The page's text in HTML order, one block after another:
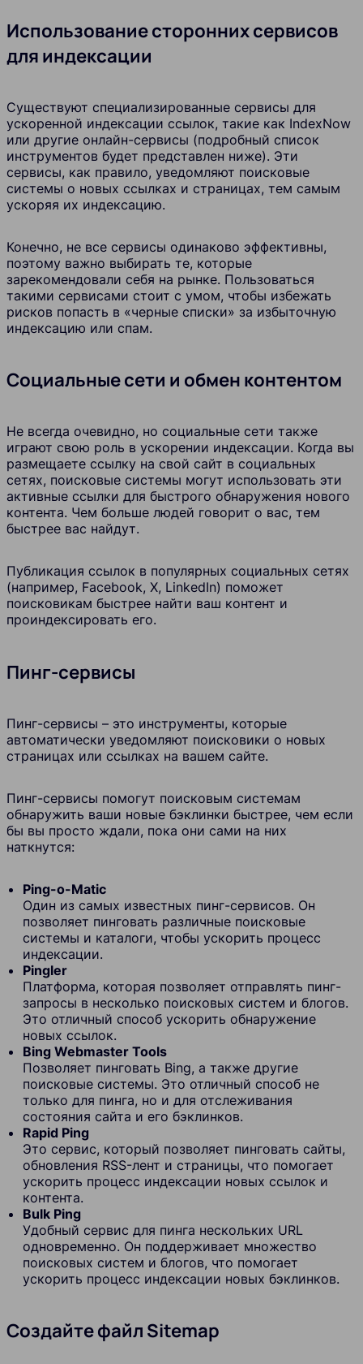
Использование сторонних сервисов
для индексации
Существуют специализированные сервисы для
ускоренной индексации ссылок, такие как IndexNow
или другие онлайн-сервисы (подробный список
инструментов будет представлен ниже). Эти
сервисы, как правило, уведомляют поисковые
системы о новых ссылках и страницах, тем самым
ускоряя их индексацию.
Конечно, не все сервисы одинаково эффективны,
поэтому важно выбирать те, которые
зарекомендовали себя на рынке. Пользоваться
такими сервисами стоит с умом, чтобы избежать
рисков попасть в «черные списки» за избыточную
индексацию или спам.
Социальные сети и обмен контентом
Не всегда очевидно, но социальные сети также
играют свою роль в ускорении индексации. Когда вы
размещаете ссылку на свой сайт в социальных
сетях, поисковые системы могут использовать эти
активные ссылки для быстрого обнаружения нового
контента. Чем больше людей говорит о вас, тем
быстрее вас найдут.
Публикация ссылок в популярных социальных сетях
(например, Facebook, Х, LinkedIn) поможет
поисковикам быстрее найти ваш контент и
проиндексировать его.
Пинг-сервисы
Пинг-сервисы – это инструменты, которые
автоматически уведомляют поисковики о новых
страницах или ссылках на вашем сайте.
Пинг-сервисы помогут поисковым системам
обнаружить ваши новые бэклинки быстрее, чем если
бы вы просто ждали, пока они сами на них
наткнутся:
Ping-o-Matic
Один из самых известных пинг-сервисов. Он
позволяет пинговать различные поисковые
системы и каталоги, чтобы ускорить процесс
индексации.
Pingler
Платформа, которая позволяет отправлять пинг-
запросы в несколько поисковых систем и блогов.
Это отличный способ ускорить обнаружение
новых ссылок.
Bing Webmaster Tools
Позволяет пинговать Bing, а также другие
поисковые системы. Это отличный способ не
только для пинга, но и для отслеживания
состояния сайта и его бэклинков.
Rapid Ping
Это сервис, который позволяет пинговать сайты,
обновления RSS-лент и страницы, что помогает
ускорить процесс индексации новых ссылок и
контента.
Bulk Ping
Удобный сервис для пинга нескольких URL
одновременно. Он поддерживает множество
поисковых систем и блогов, что помогает
ускорить процесс индексации новых бэклинков.
Создайте файл Sitemap